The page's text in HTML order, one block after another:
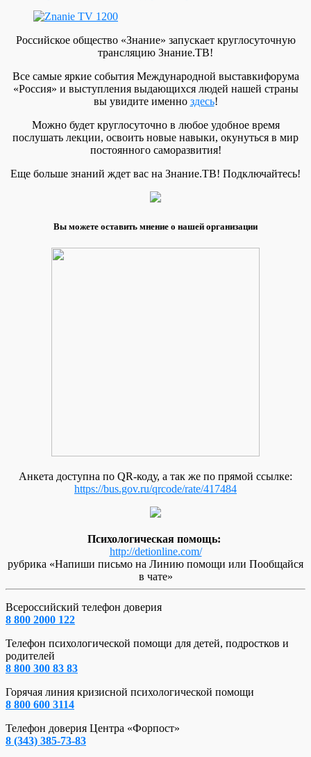
Российское общество «Знание» запускает круглосуточную
трансляцию Знание.ТВ!
Все самые яркие события Международной выставкифорума
«Россия» и выступления выдающихся людей нашей страны
вы увидите именно здесь!
Можно будет круглосуточно в любое удобное время
послушать лекции, освоить новые навыки, окунуться в мир
постоянного саморазвития!
Еще больше знаний ждет вас на Знание.ТВ! Подключайтесь!
Вы можете оставить мнение о нашей организации
Анкета доступна по QR-коду, а так же по прямой ссылке:
https://bus.gov.ru/qrcode/rate/417484
Психологическая помощь:
http://detionline.com/
рубрика «Напиши письмо на Линию помощи или Пообщайся
в чате»
Всероссийский телефон доверия
8 800 2000 122
Телефон психологической помощи для детей, подростков и
родителей
8 800 300 83 83
Горячая линия кризисной психологической помощи
8 800 600 3114
Телефон доверия Центра «Форпост»
8 (343) 385-73-83